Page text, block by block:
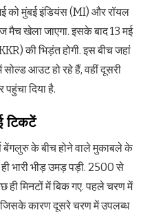
को मुंबई इंडियंस (MI) और रॉयल
मैच खेला जाएगा. इसके बाद 13 मई
की भिड़ंत होगी. इस बीच जहां
आउट हो रहे हैं, वहीं दूसरी
दिया है.
टिकटें
बेंगलुरु के बीच होने वाले मुकाबले के
भारी भीड़ उमड़ पड़ी. 2500 से
मिनटों में बिक गए. पहले चरण में
जिसके कारण दूसरे चरण में उपलब्ध